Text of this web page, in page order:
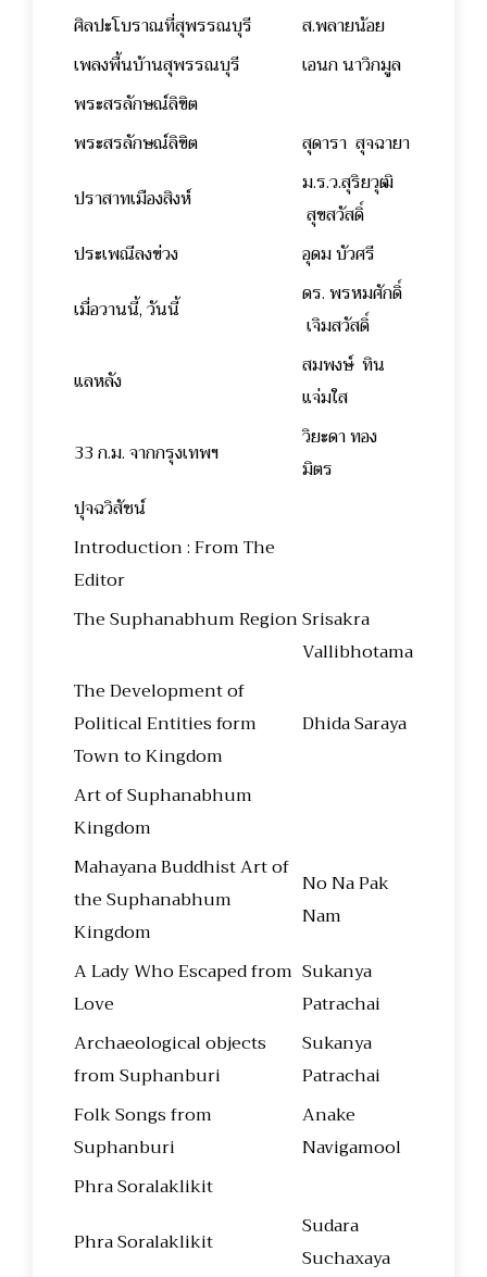
ศิลปะโบราณที่สุพรรณบุรี
ส.พลายน้อย
เพลงพื้นบ้านสุพรรณบุรี
เอนก นาวิกมูล
พระสรลักษณ์ลิขิต
พระสรลักษณ์ลิขิต
สุดารา สุจฉายา
ปราสาทเมืองสิงห์
ม.ร.ว.สุริยวุฒิ
สุขสวัสดิ์
ประเพณีลงข่วง
อุดม บัวศรี
เมื่อวานนี้, วันนี้
ดร. พรหมศักดิ์
เจิมสวัสดิ์
แลหลัง
สมพงษ์ ทิน
แจ่มใส
33 ก.ม. จากกรุงเทพฯ
วิยะดา ทอง
มิตร
ปุจฉวิสัชน์
Introduction : From The
Editor
The Suphanabhum RegionSrisakra
Vallibhotama
The Development of
Political Entities form
Town to Kingdom
Dhida Saraya
Art of Suphanabhum
Kingdom
Mahayana Buddhist Art of
the Suphanabhum
Kingdom
No Na Pak
Nam
A Lady Who Escaped from
Love
Sukanya
Patrachai
Archaeological objects
from Suphanburi
Sukanya
Patrachai
Folk Songs from
Suphanburi
Anake
Navigamool
Phra Soralaklikit
Phra Soralaklikit
Sudara
Suchaxaya